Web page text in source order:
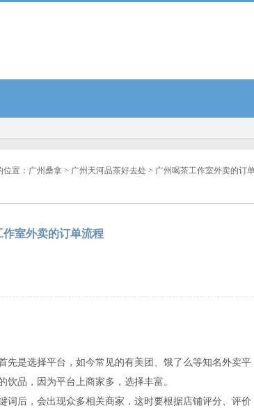
源与广州中高端喝茶服务实测...
位置： 广州桑拿 > 广州天河品茶好去处 > 广州喝茶工作室外卖的订
作室外卖的订单流程
先是选择平台，如今常见的有美团、饿了么等知名外卖平
品，因为平台上商家多，选择丰富。
词后，会出现众多相关商家，这时要根据店铺评分、评价